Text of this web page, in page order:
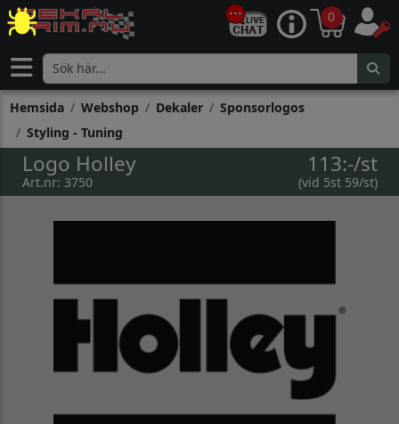
0
Hemsida Webshop Dekaler
Sponsorlogos
Styling - Tuning
Logo Holley
Art.nr: 3750
113:-/st
(vid 5st 59/st)